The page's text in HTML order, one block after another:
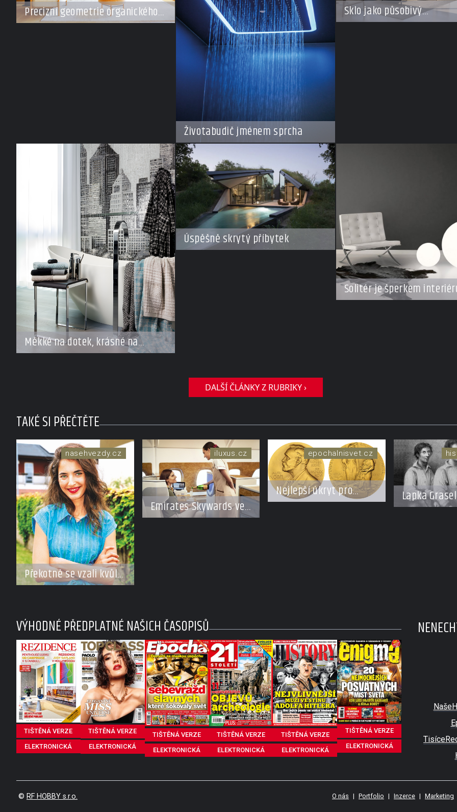
Precizní geometrie organického
klidu
Životabudič jménem sprcha
Sklo jako působivý
architektonický materiál
Měkké na dotek, krásné na
pohled
Úspěšně skrytý příbytek
Solitér je šperkem
DALŠÍ ČLÁNKY Z RUBRIKY ›
TAKÉ SI PŘEČTĚTE
Překotně se vzali kvůli
těhotenství Sandevy?
nasehvezdy.cz
Emirates Skywards ve
spolupráci s Moët
iluxus.cz
Nejlepší úkryt pro
Nobelovy ceny?
epochalnisvet.cz
Lapka
panstvo
VÝHODNÉ PŘEDPLATNÉ NAŠICH ČASOPISŮ
TIŠTĚNÁ VERZE
ELEKTRONICKÁ
TIŠTĚNÁ VERZE
ELEKTRONICKÁ
TIŠTĚNÁ VERZE
ELEKTRONICKÁ
TIŠTĚNÁ VERZE
ELEKTRONICKÁ
TIŠTĚNÁ VERZE
ELEKTRONICKÁ
TIŠTĚNÁ VERZE
ELEKTRONICKÁ
© RF HOBBY s.r.o. O nás | Portfolio | Inzerce | Marketing